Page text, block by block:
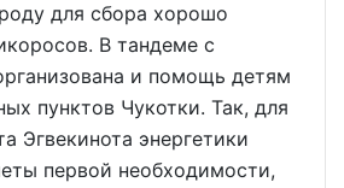
для сбора хорошо
В тандеме с
и помощь детям
пунктов Чукотки. Так, для
Эгвекинота энергетики
первой необходимости,